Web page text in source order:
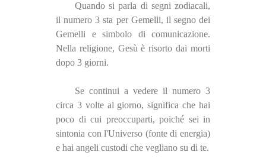
Quando si parla di segni zodiacali,
il numero 3 sta per Gemelli, il segno dei
Gemelli e simbolo di comunicazione.
Nella religione, Gesù è risorto dai morti
dopo 3 giorni.
Se continui a vedere il numero 3
circa 3 volte al giorno, significa che hai
poco di cui preoccuparti, poiché sei in
sintonia con l'Universo (fonte di energia)
e hai angeli custodi che vegliano su di te.